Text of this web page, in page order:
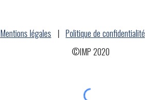
Mentions légales | Politique de confidentialité
©IMP 2020